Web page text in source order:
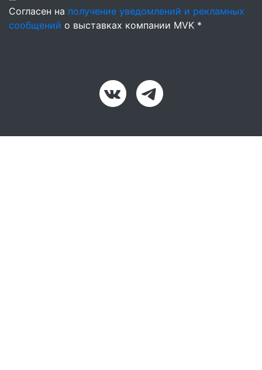
Согласен на получение уведомлений и рекламных
сообщений о выставках компании MVK *